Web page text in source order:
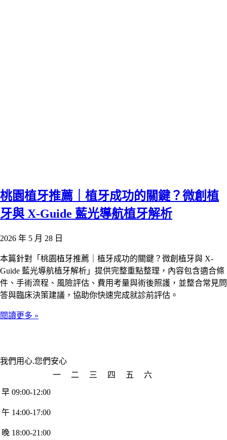
桃園植牙推薦｜植牙成功的關鍵？微創植
牙與 X-Guide 藍光導航植牙解析
2026 年 5 月 28 日
本篇針對「桃園植牙推薦｜植牙成功的關鍵？微創植牙與 X-
Guide 藍光導航植牙解析」提供完整重點整理，內容包含適合條
件、手術流程、風險評估、費用考量與術後照護，並整合常見問
答與臨床決策建議，協助你快速完成就診前評估。
閱讀更多 »
我們用心.您們安心
一
二 三 四 五
六
早 09:00-12:00
午 14:00-17:00
晚 18:00-21:00